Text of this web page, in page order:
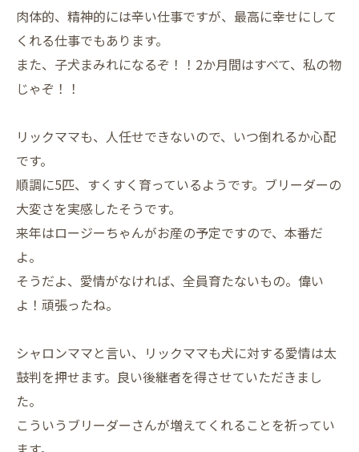
肉体的、精神的には辛い仕事ですが、最高に幸せにして
くれる仕事でもあります。
また、子犬まみれになるぞ！！2か月間はすべて、私の物
じゃぞ！！
リックママも、人任せできないので、いつ倒れるか心配
です。
順調に5匹、すくすく育っているようです。ブリーダーの
大変さを実感したそうです。
来年はロージーちゃんがお産の予定ですので、本番だ
よ。
そうだよ、愛情がなければ、全員育たないもの。偉い
よ！頑張ったね。
シャロンママと言い、リックママも犬に対する愛情は太
鼓判を押せます。良い後継者を得させていただきまし
た。
こういうブリーダーさんが増えてくれることを祈ってい